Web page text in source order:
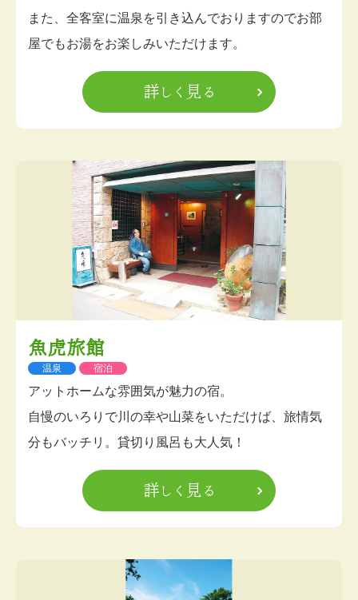
また、全客室に温泉を引き込んでおりますのでお部
屋でもお湯をお楽しみいただけます。
詳しく見る
魚虎旅館
温泉 宿泊
アットホームな雰囲気が魅力の宿。
自慢のいろりで川の幸や山菜をいただけば、旅情気
分もバッチリ。貸切り風呂も大人気！
詳しく見る